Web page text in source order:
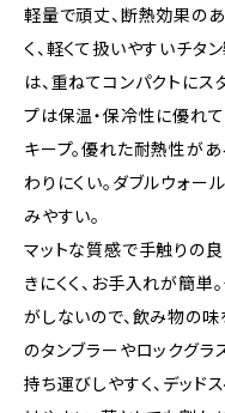
軽量で頑丈、断熱効果の
く、軽くて扱いやすいチタ
は、重ねてコンパクトにス
プは保温・保冷性に優れ
キープ。優れた耐熱性が
わりにくい。ダブルウォー
みやすい。
マットな質感で手触りの
きにくく、お手入れが簡
がしないので、飲み物の
のタンブラーやロックグラ
持ち運びしやすく、デッ